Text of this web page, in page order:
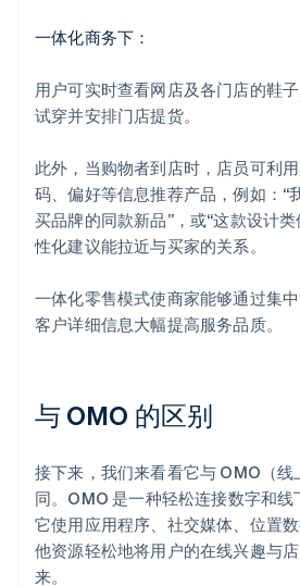
一体化商务下：
用户可实时查看网店及各门店的鞋
试穿并安排门店提货。
此外，当购物者到店时，店员可利
码、偏好等信息推荐产品，例如：“
买品牌的同款新品”，或“这款设计
性化建议能拉近与买家的关系。
一体化零售模式使商家能够通过集
客户详细信息大幅提高服务品质。
与 OMO 的区别
接下来，我们来看看它与 OMO（线
同。OMO 是一种轻松连接数字和线
它使用应用程序、社交媒体、位置
他资源轻松地将用户的在线兴趣与
来。